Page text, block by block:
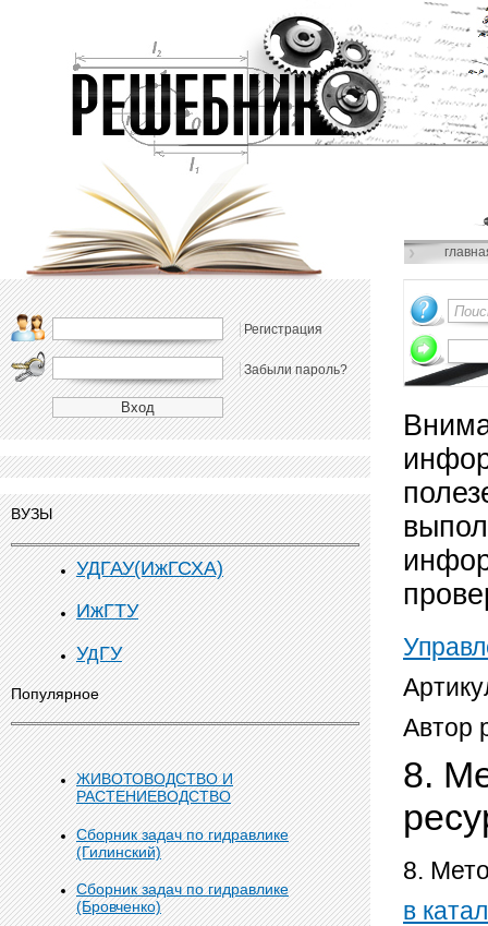
Регистрация
Забыли пароль?
ВУЗЫ
УДГАУ(ИжГСХА)
ИжГТУ
УдГУ
Популярное
ЖИВОТОВОДСТВО И
РАСТЕНИЕВОДСТВО
Сборник задач по гидравлике
(Гилинский)
Сборник задач по гидравлике
(Бровченко)
Автор
8.
8.
в